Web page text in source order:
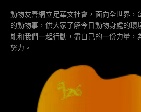
動物友善網立足華文社會，面向全世界，
的動物事，供大家了解今日動物身處的環
能和我們一起行動，盡自己的一份力量，
努力。